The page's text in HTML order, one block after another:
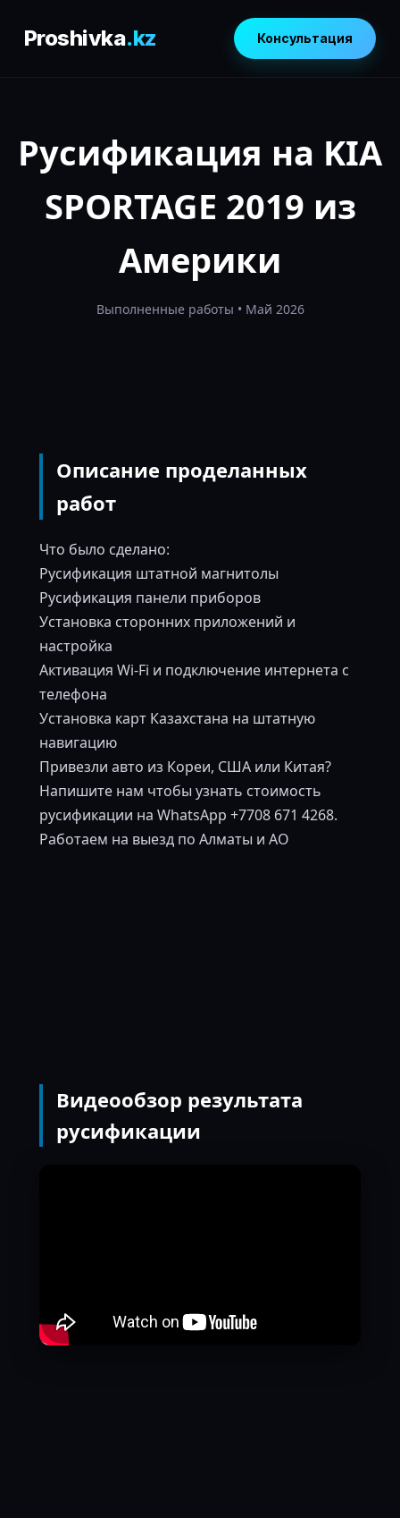
Proshivka.kz Консультация
Русификация на KIA
SPORTAGE 2019 из
Америки
Выполненные работы • Май 2026
Описание проделанных
работ
Что было сделано:
Русификация штатной магнитолы
Русификация панели приборов
Установка сторонних приложений и
настройка
Активация Wi-Fi и подключение интернета с
телефона
Установка карт Казахстана на штатную
навигацию
Привезли авто из Кореи, США или Китая?
Напишите нам чтобы узнать стоимость
русификации на WhatsApp +7708 671 4268.
Работаем на выезд по Алматы и АО
Видеообзор результата
русификации